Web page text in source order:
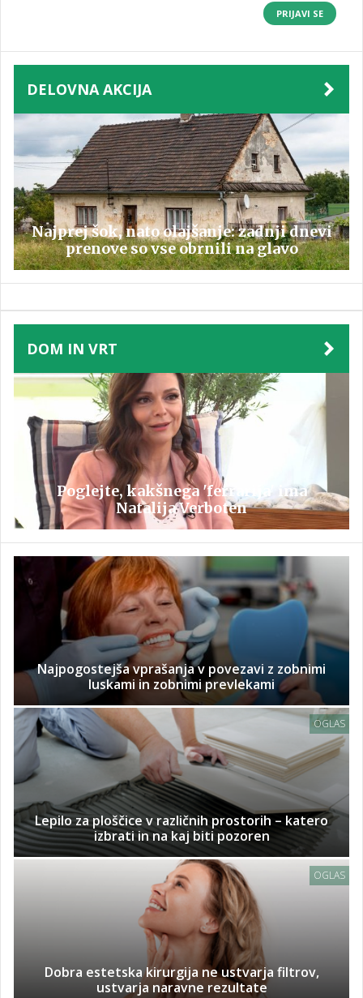
PRIJAVI SE
DELOVNA AKCIJA
Najprej šok, nato olajšanje: zadnji dnevi
prenove so vse obrnili na glavo
DOM IN VRT
Poglejte, kakšnega 'ferrarija' ima
Natalija Verboten
Najpogostejša vprašanja v povezavi z zobnimi
luskami in zobnimi prevlekami
OGLAS
Lepilo za ploščice v različnih prostorih – katero
izbrati in na kaj biti pozoren
OGLAS
Dobra estetska kirurgija ne ustvarja filtrov,
ustvarja naravne rezultate